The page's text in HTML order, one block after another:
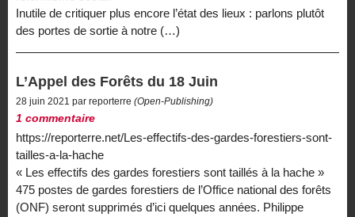
Inutile de critiquer plus encore l’état des lieux : parlons plutôt
des portes de sortie à notre (…)
L’Appel des Forêts du 18 Juin
28 juin 2021 par reporterre (Open-Publishing)
1 commentaire
https://reporterre.net/Les-effectifs-des-gardes-forestiers-sont-
tailles-a-la-hache
« Les effectifs des gardes forestiers sont taillés à la hache »
475 postes de gardes forestiers de l’Office national des forêts
(ONF) seront supprimés d’ici quelques années. Philippe